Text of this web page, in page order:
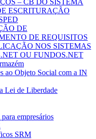
– CB DO SISTEMA
ESCRITURAÇÃO
DE
DE REQUISITOS
NOS SISTEMAS
OU FUNDOS.NET
ao Objeto Social com a IN
Lei de Liberdade
empresários
SRM